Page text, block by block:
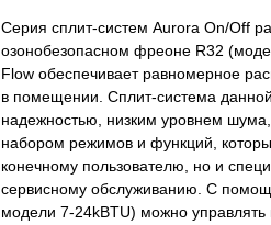
Серия сплит-систем Aurora On/Off
озонобезопасном фреоне R32
Flow обеспечивает равномерное
в помещении. Сплит-система
надежностью, низким уровнем
набором режимов и функций,
конечному пользователю, но и
сервисному обслуживанию. С
модели 7-24kBTU) можно